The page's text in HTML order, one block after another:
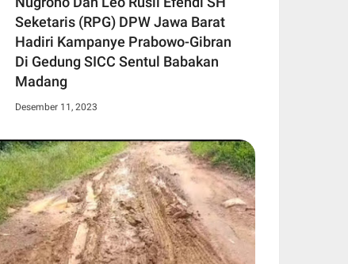
Seketaris (RPG) DPW Jawa Barat
Hadiri Kampanye Prabowo-Gibran
Di Gedung SICC Sentul Babakan
Madang
Desember 11, 2023